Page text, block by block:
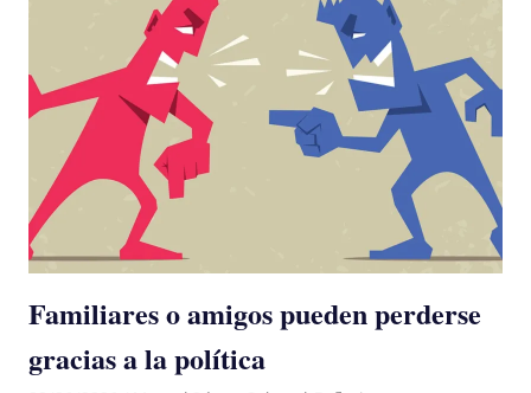
Familiares o amigos pueden perderse
gracias a la política